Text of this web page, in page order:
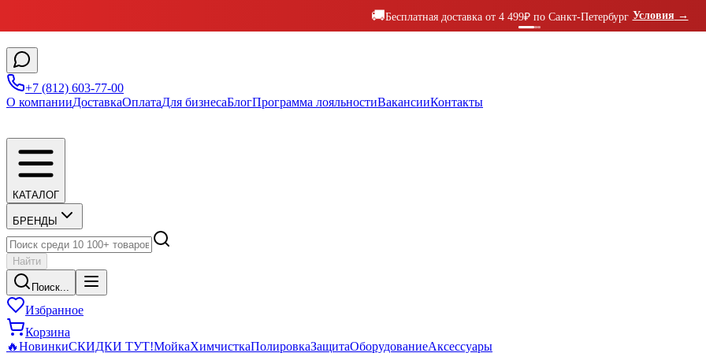
🚚Бесплатная доставка от 4 499₽ по Санкт-Петербург Условия →
+7 (812) 603-77-00
О компанииДоставкаОплатаДля бизнесаБлогПрограмма лояльностиВакансииКонтакты
КАТАЛОГ
БРЕНДЫ
Найти
Поиск...
Избранное
Корзина
🔥НовинкиСКИДКИ ТУТ!МойкаХимчисткаПолировкаЗащитаОборудованиеАксессуары